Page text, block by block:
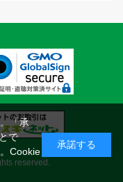
reserved.
「承
で
Cookie
承諾する